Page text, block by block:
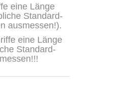
eine Länge
Standard-
ausmessen!).
eine Länge
Standard-